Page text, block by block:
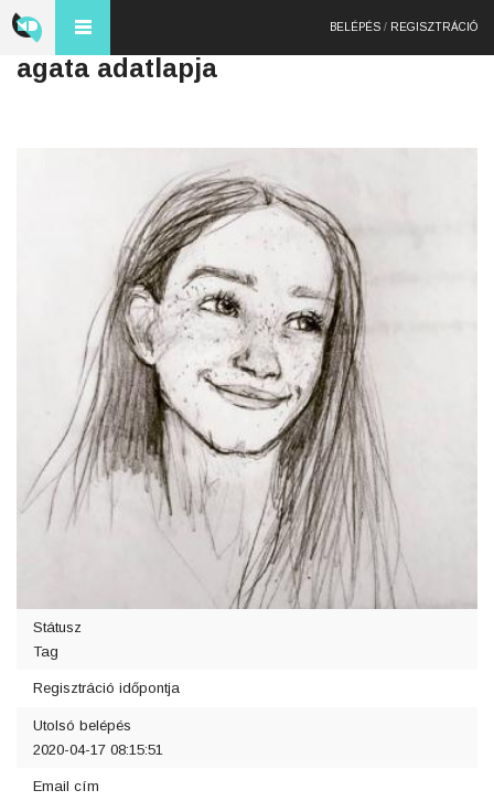
BELÉPÉS / REGISZTRÁCIÓ
agata adatlapja
Státusz
Tag
Regisztráció időpontja
Utolsó belépés
2020-04-17 08:15:51
Email cím